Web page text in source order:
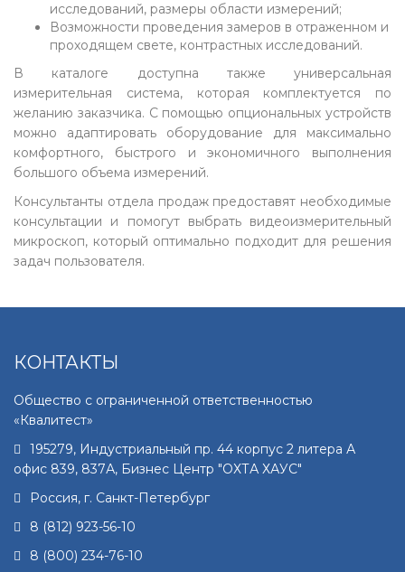
исследований, размеры области измерений;
Возможности проведения замеров в отраженном и
проходящем свете, контрастных исследований.
В каталоге доступна также универсальная
измерительная система, которая комплектуется по
желанию заказчика. С помощью опциональных устройств
можно адаптировать оборудование для максимально
комфортного, быстрого и экономичного выполнения
большого объема измерений.
Консультанты отдела продаж предоставят необходимые
консультации и помогут выбрать видеоизмерительный
микроскоп, который оптимально подходит для решения
задач пользователя.
КОНТАКТЫ
Общество с ограниченной ответственностью
«Квалитест»
195279, Индустриальный пр. 44 корпус 2 литера А
офис 839, 837А, Бизнес Центр "ОХТА ХАУС"
Россия, г. Санкт-Петербург
8 (812) 923-56-10
8 (800) 234-76-10